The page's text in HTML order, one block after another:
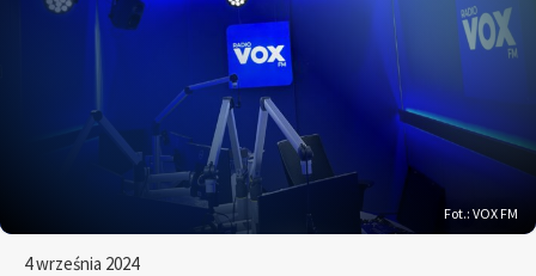
Fot.: VOX FM
4 września 2024